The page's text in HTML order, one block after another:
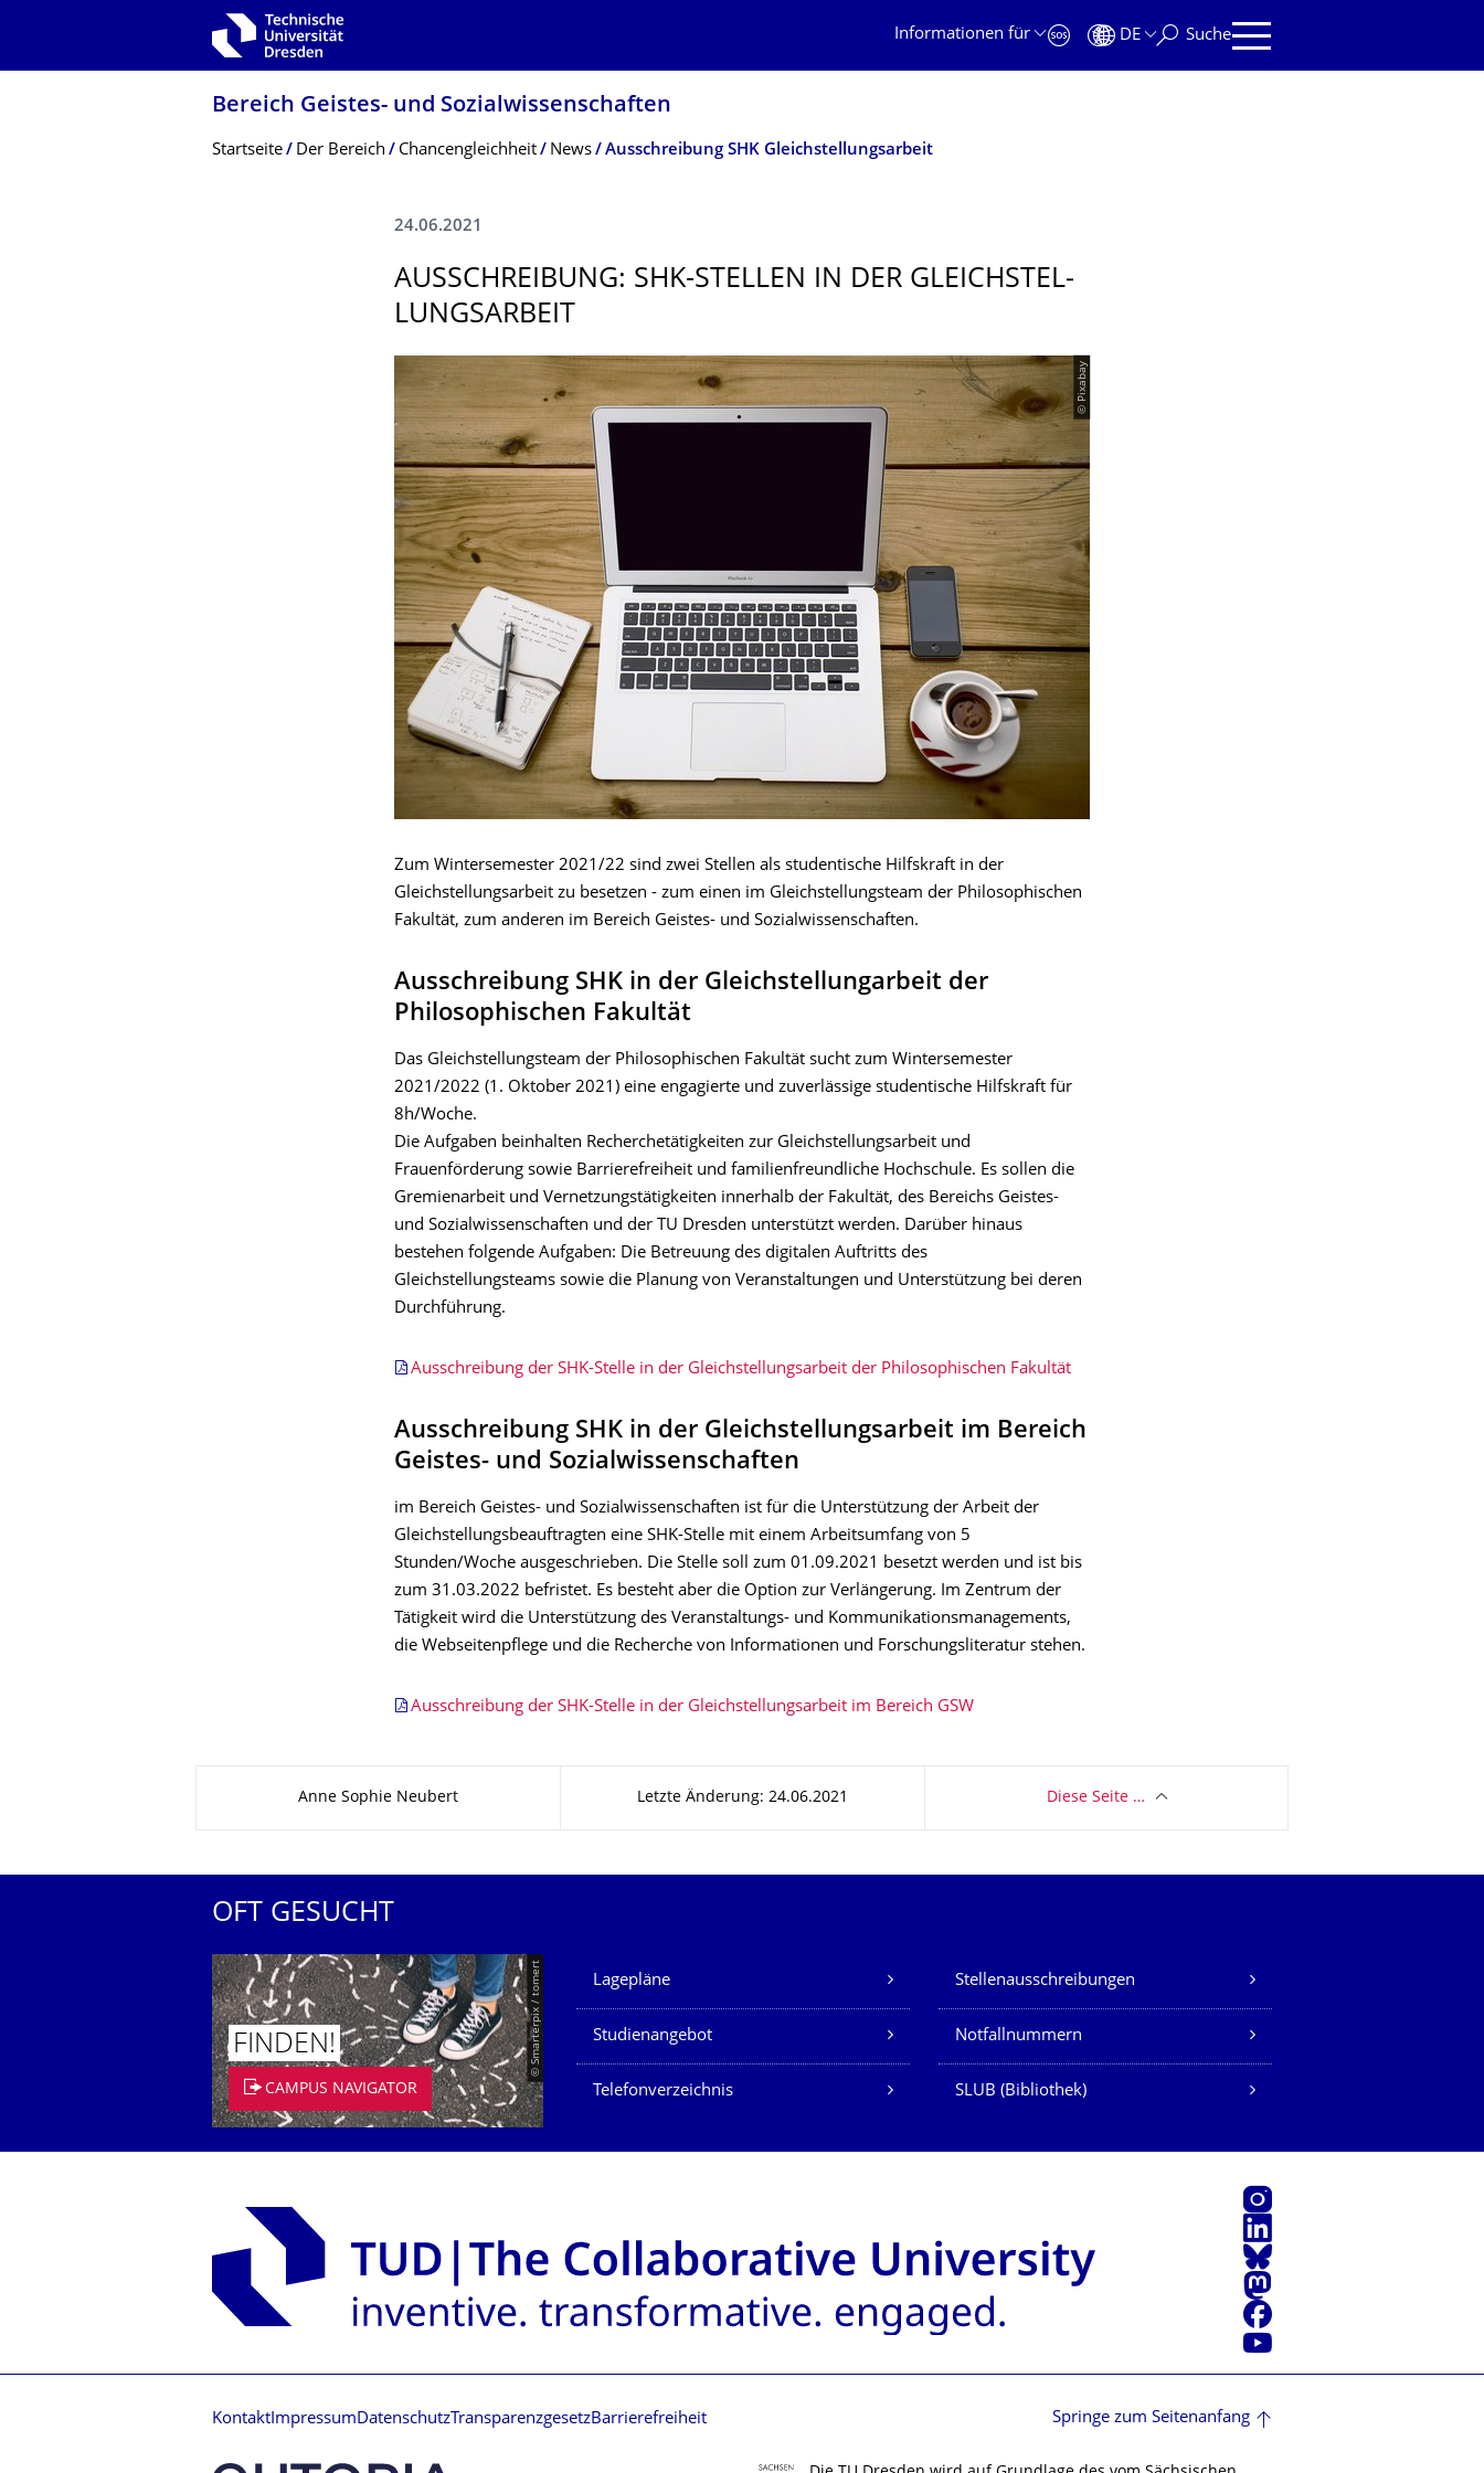
Zur Hauptnavigation springen
Informationen für
DE Suche
Bereich Geistes- und Sozialwissenschaf­ten
Breadcrumb-Menü
Startseite Der Bereich Chancengleichheit News Ausschreibung SHK Gleichstellungsarbeit
24.06.2021
AUSSCHREIBUNG: SHK-STELLEN IN DER GLEICHSTEL­
LUNGSARBEIT
© Pixabay
Zum Wintersemester 2021/22 sind zwei Stellen als studentische Hilfskraft in der
Gleichstellungsarbeit zu besetzen - zum einen im Gleichstellungsteam der Philosophischen
Fakultät, zum anderen im Bereich Geistes- und Sozialwissenschaften.
Ausschreibung SHK in der Gleichstellungarbeit der
Philosophischen Fakultät
Das Gleichstellungsteam der Philosophischen Fakultät sucht zum Wintersemester
2021/2022 (1. Oktober 2021) eine engagierte und zuverlässige studentische Hilfskraft für
8h/Woche.
Die Aufgaben beinhalten Recherchetätigkeiten zur Gleichstellungsarbeit und
Frauenförderung sowie Barrierefreiheit und familienfreundliche Hochschule. Es sollen die
Gremienarbeit und Vernetzungstätigkeiten innerhalb der Fakultät, des Bereichs Geistes-
und Sozialwissenschaften und der TU Dresden unterstützt werden. Darüber hinaus
bestehen folgende Aufgaben: Die Betreuung des digitalen Auftritts des
Gleichstellungsteams sowie die Planung von Veranstaltungen und Unterstützung bei deren
Durchführung.
Ausschreibung der SHK-Stelle in der Gleichstellungsarbeit der Philosophischen Fakultät
Ausschreibung SHK in der Gleichstellungsarbeit im Bereich
Geistes- und Sozialwissenschaften
im Bereich Geistes- und Sozialwissenschaften ist für die Unterstützung der Arbeit der
Gleichstellungsbeauftragten eine SHK-Stelle mit einem Arbeitsumfang von 5
Stunden/Woche ausgeschrieben. Die Stelle soll zum 01.09.2021 besetzt werden und ist bis
zum 31.03.2022 befristet. Es besteht aber die Option zur Verlängerung. Im Zentrum der
Tätigkeit wird die Unterstützung des Veranstaltungs- und Kommunikationsmanagements,
die Webseitenpflege und die Recherche von Informationen und Forschungsliteratur stehen.
Ausschreibung der SHK-Stelle in der Gleichstellungsarbeit im Bereich GSW
Anne Sophie Neubert Letzte Änderung: 24.06.2021 Diese Seite …
OFT GESUCHT
© Smarterpix / tomert
FINDEN!
CAMPUS NAVIGATOR
Unsere Dienste
Lagepläne Stellenausschreibungen
Studienangebot Notfallnummern
Telefonverzeichnis SLUB (Bibliothek)
Instagram
LinkedIn
Bluesky
Mastodon
Facebook
Youtube
Kontakt Impressum DatenschutzTransparenzgesetzBarrierefreiheit Springe zum Seitenanfang